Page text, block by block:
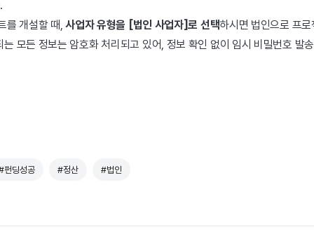
.
를 개설할 때,사업자 유형을 [법인 사업자]로 선택하시면 법인으로 프
모든 정보는 암호화 처리되고 있어, 정보 확인 없이 임시 비밀번호 발
펀딩성공 #정산 #법인